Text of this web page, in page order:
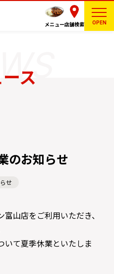
メニュー店舗検索 OPEN
ス
のお知らせ
せ
山店をご利用いただき、
いて夏季休業といたしま